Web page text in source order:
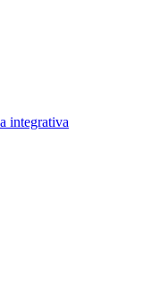
integrativa